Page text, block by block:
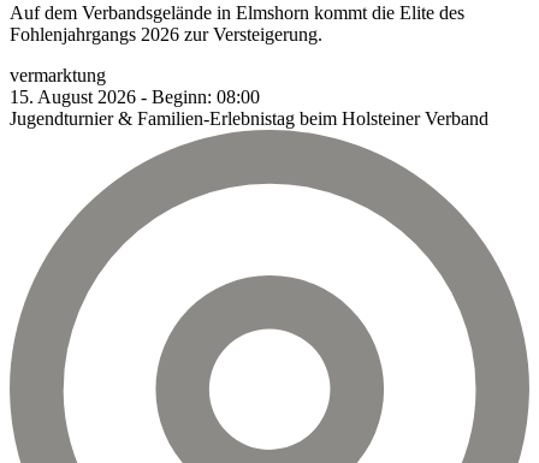
Auf dem Verbandsgelände in Elmshorn kommt die Elite des
Fohlenjahrgangs 2026 zur Versteigerung.
vermarktung
15. August 2026 - Beginn: 08:00
Jugendturnier & Familien-Erlebnistag beim Holsteiner Verband